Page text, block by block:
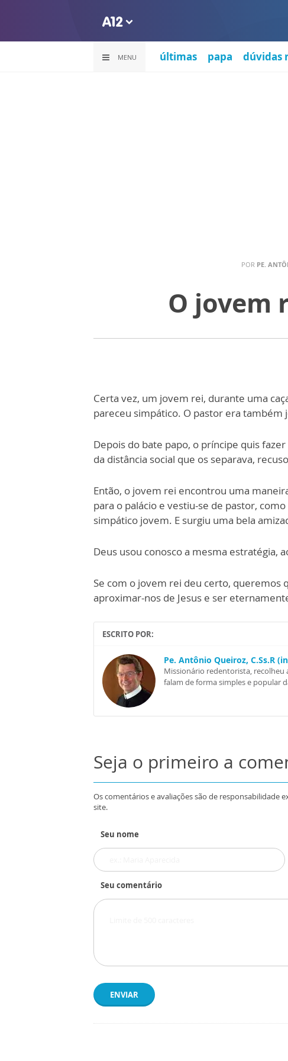
MENU últimas papa dúvidas
POR PE.
O jovem
Certa vez, um jovem rei, durante uma
pareceu simpático. O pastor era também
Depois do bate papo, o príncipe quis
da distância social que os separava,
Então, o jovem rei encontrou uma
para o palácio e vestiu-se de pastor,
simpático jovem. E surgiu uma bela
Deus usou conosco a mesma estratégia,
Se com o jovem rei deu certo,
aproximar-nos de Jesus e ser
ESCRITO POR:
Pe. Antônio Queiroz, C.Ss.R
Missionário redentorista, recolheu
falam de forma simples e popular
Seja o primeiro a
Os comentários e avaliações são de responsabilidade
site.
Seu nome
Seu comentário
ENVIAR